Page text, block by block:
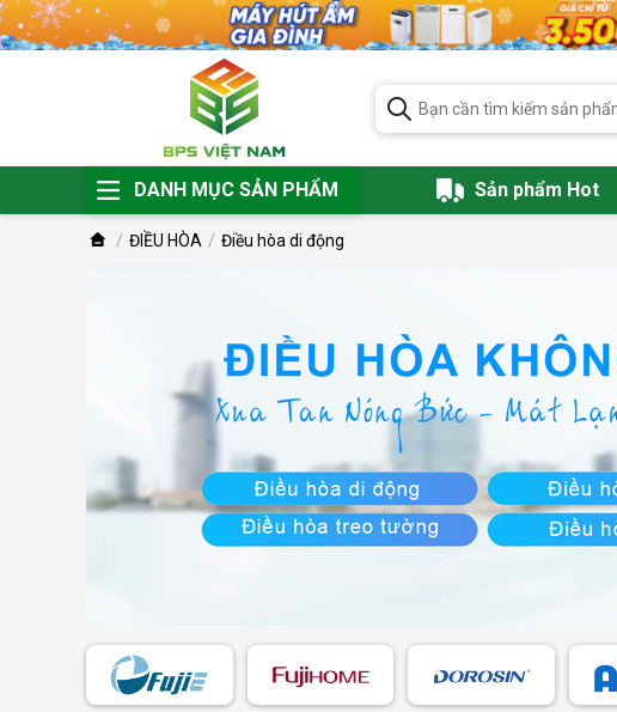
DANH MỤC SẢN PHẨM Sản phẩm Hot
ĐIỀU HÒA Điều hòa di động